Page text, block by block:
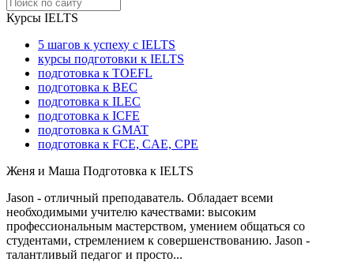
Курсы IELTS
5 шагов к успеху с IELTS
курсы подготовки к IELTS
подготовка к TOEFL
подготовка к BEC
подготовка к ILEC
подготовка к ICFE
подготовка к GMAT
подготовка к FCE, CAE, CPE
Женя и Маша Подготовка к IELTS
Jason - отличный преподаватель. Обладает всеми
необходимыми учителю качествами: высоким
профессиональным мастерством, умением общаться со
студентами, стремлением к совершенствованию. Jason -
талантливый педагог и просто...